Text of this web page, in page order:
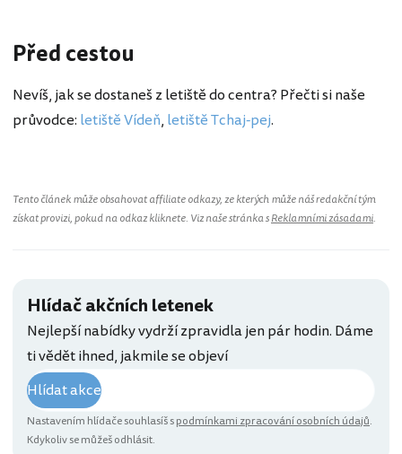
Před cestou
Nevíš, jak se dostaneš z letiště do centra? Přečti si naše
průvodce: letiště Vídeň, letiště Tchaj-pej.
Tento článek může obsahovat affiliate odkazy, ze kterých může náš redakční tým
získat provizi, pokud na odkaz kliknete. Viz naše stránka sReklamními zásadami.
Hlídač akčních letenek
Nejlepší nabídky vydrží zpravidla jen pár hodin. Dáme
ti vědět ihned, jakmile se objeví
Hlídat akce
Nastavením hlídače souhlasíš spodmínkami zpracování osobních údajů.
Kdykoliv se můžeš odhlásit.